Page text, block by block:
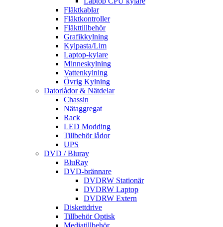
Fläktkablar
Fläktkontroller
Fläkttillbehör
Grafikkylning
Kylpasta/Lim
Laptop-kylare
Minneskylning
Vattenkylning
Övrig Kylning
Datorlådor & Nätdelar
Chassin
Nätaggregat
Rack
LED Modding
Tillbehör lådor
UPS
DVD / Bluray
BluRay
DVD-brännare
DVDRW Stationär
DVDRW Laptop
DVDRW Extern
Diskettdrive
Tillbehör Optisk
Mediatillbehör